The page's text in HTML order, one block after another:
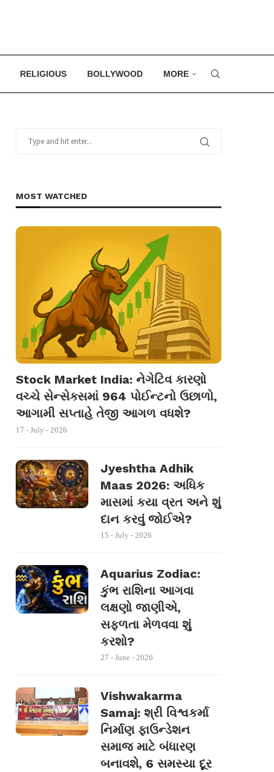
RELIGIOUS BOLLYWOOD MORE
MOST WATCHED
Stock Market India: નેગેટિવ કારણો
વચ્ચે સેન્સેક્સમાં 964 પોઈન્ટનો ઉછાળો,
આગામી સપ્તાહે તેજી આગળ વધશે?
17 - July - 2026
Jyeshtha Adhik
Maas 2026: અધિક
માસમાં કયા વ્રત અને શું
દાન કરવું જોઈએ?
15 - July - 2026
Aquarius Zodiac:
કુંભ રાશિના આગવા
લક્ષણો જાણીએ,
સફળતા મેળવવા શું
કરશો?
27 - June - 2026
Vishwakarma
Samaj: શ્રી વિશ્વકર્મા
નિર્માણ ફાઉન્ડેશન
સમાજ માટે બંધારણ
બનાવશે, 6 સમસ્યા દૂર